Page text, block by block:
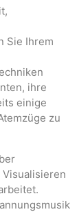
Sie Ihrem
ihre
einige
zu